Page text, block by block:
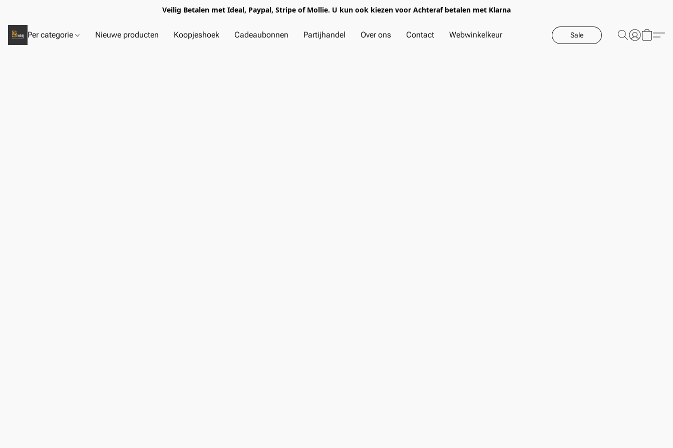
Veilig Betalen met Ideal, Paypal, Stripe of Mollie. U kun ook kiezen voor Achteraf betalen met Klarna
Per categorie Nieuwe producten Koopjeshoek Cadeaubonnen Partijhandel Over ons Contact Webwinkelkeur Sale